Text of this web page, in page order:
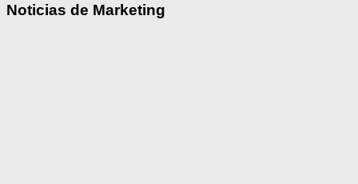
Noticias de Marketing